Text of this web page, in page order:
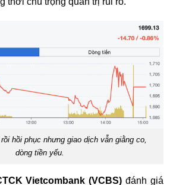
hồi phục nhưng giao dịch vẫn giằng co,
dòng tiền yếu.
Vietcombank (VCBS)đánh giá